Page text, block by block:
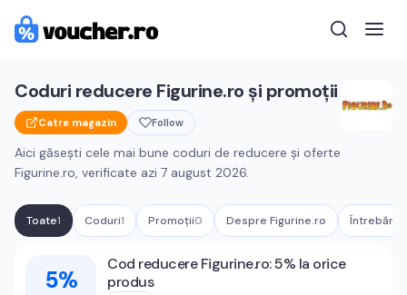
Coduri reducere Figurine.ro și promoții
Catre magazin Follow
Aici găsești cele mai bune coduri de reducere și oferte
Figurine.ro, verificate azi 7 august 2026.
Toate1 Coduri1 Promoții0 Despre Figurine.ro Întrebări
Cupoane activeFigurine.ro
5%
Cod reducere Figurine.ro: 5% la orice
produs